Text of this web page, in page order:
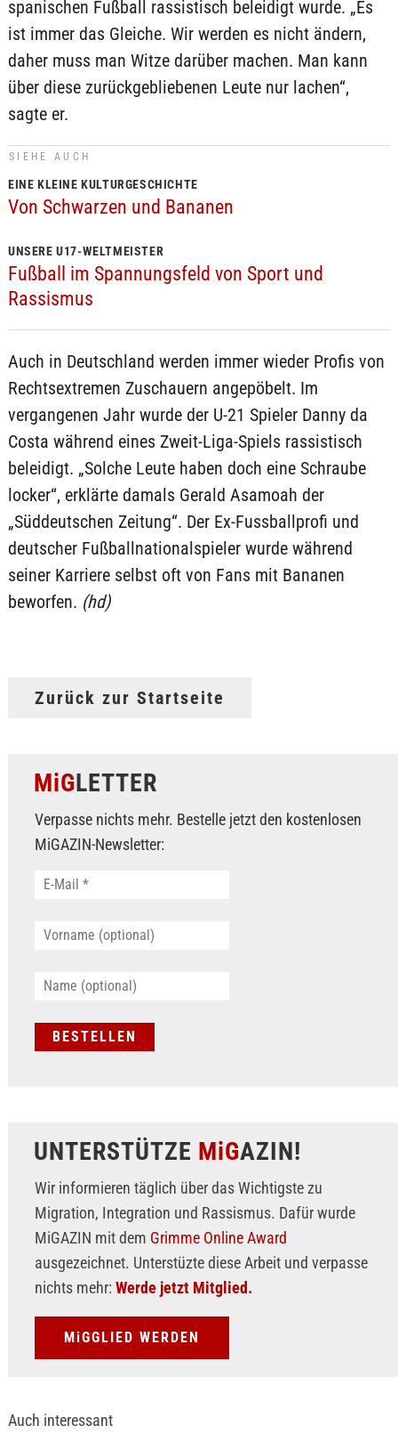
spanischen Fußball rassistisch beleidigt wurde. „Es
ist immer das Gleiche. Wir werden es nicht ändern,
daher muss man Witze darüber machen. Man kann
über diese zurückgebliebenen Leute nur lachen“,
sagte er.
SIEHE AUCH
EINE KLEINE KULTURGESCHICHTE
Von Schwarzen und Bananen
UNSERE U17-WELTMEISTER
Fußball im Spannungsfeld von Sport und
Rassismus
Auch in Deutschland werden immer wieder Profis von
Rechtsextremen Zuschauern angepöbelt. Im
vergangenen Jahr wurde der U-21 Spieler Danny da
Costa während eines Zweit-Liga-Spiels rassistisch
beleidigt. „Solche Leute haben doch eine Schraube
locker“, erklärte damals Gerald Asamoah der
„Süddeutschen Zeitung“. Der Ex-Fussballprofi und
deutscher Fußballnationalspieler wurde während
seiner Karriere selbst oft von Fans mit Bananen
beworfen. (hd)
Zurück zur Startseite
MiGLETTER
Verpasse nichts mehr. Bestelle jetzt den kostenlosen
MiGAZIN-Newsletter:
UNTERSTÜTZE MiGAZIN!
Wir informieren täglich über das Wichtigste zu
Migration, Integration und Rassismus. Dafür wurde
MiGAZIN mit dem Grimme Online Award
ausgezeichnet. Unterstüzte diese Arbeit und verpasse
nichts mehr: Werde jetzt Mitglied.
MiGGLIED WERDEN
Auch interessant